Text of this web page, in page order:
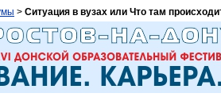
> Ситуация в вузах или Что там